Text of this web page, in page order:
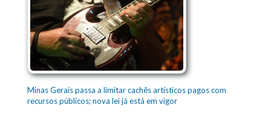
Minas Gerais passa a limitar cachês artísticos pagos com
recursos públicos; nova lei já está em vigor